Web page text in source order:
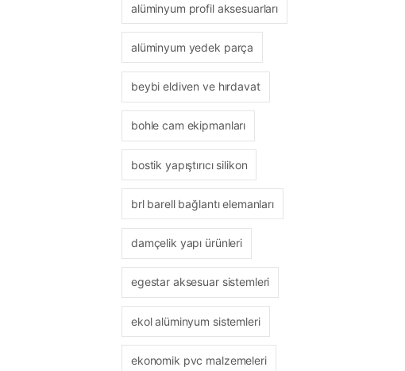
alüminyum profil aksesuarları
alüminyum yedek parça
beybi eldiven ve hırdavat
bohle cam ekipmanları
bostik yapıştırıcı silikon
brl barell bağlantı elemanları
damçelik yapı ürünleri
egestar aksesuar sistemleri
ekol alüminyum sistemleri
ekonomik pvc malzemeleri